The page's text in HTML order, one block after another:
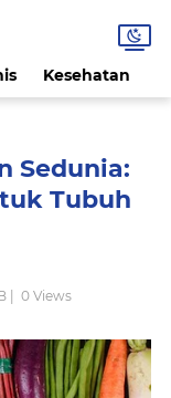
Kesehatan
Sedunia:
Tubuh
| 0Views